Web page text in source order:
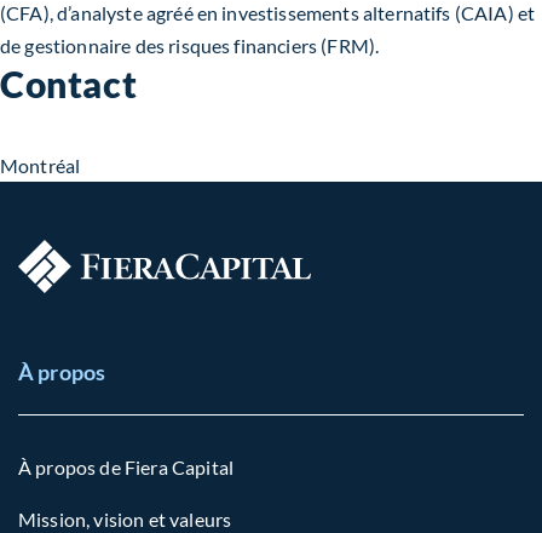
(CFA), d’analyste agréé en investissements alternatifs (CAIA) et
de gestionnaire des risques financiers (FRM).
Contact
Montréal
À propos
À propos de Fiera Capital
Mission, vision et valeurs